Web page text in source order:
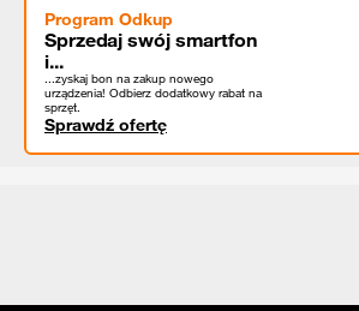
Program Odkup
Sprzedaj swój smartfon
i...
...zyskaj bon na zakup nowego
urządzenia! Odbierz dodatkowy rabat na
sprzęt.
Sprawdź ofertę